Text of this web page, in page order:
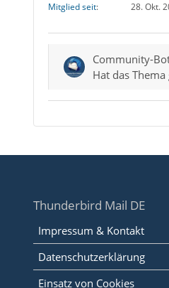
Mitglied seit
28. Okt.
Community-
Hat das Thema
Thunderbird Mail DE
Impressum & Kontakt
Datenschutzerklärung
Einsatz von Cookies